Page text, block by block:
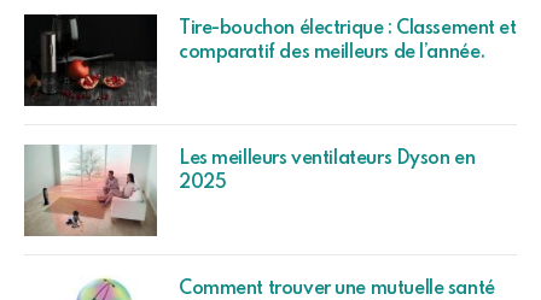
Tire-bouchon électrique : Classement et
comparatif des meilleurs de l’année.
Les meilleurs ventilateurs Dyson en
2025
Comment trouver une mutuelle santé